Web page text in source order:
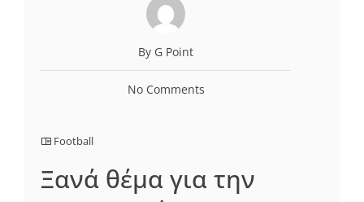
By G Point
No Comments
Football
Ξανά θέμα για την